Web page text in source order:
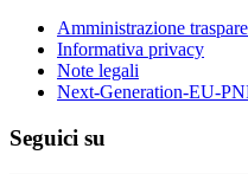
Amministrazione
Informativa privacy
Note legali
Next-Generation-EU-
Seguici su